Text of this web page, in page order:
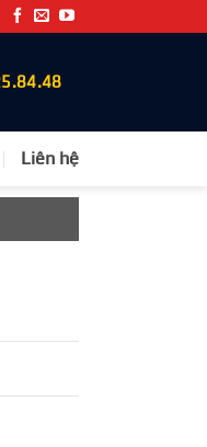
Liên hệ